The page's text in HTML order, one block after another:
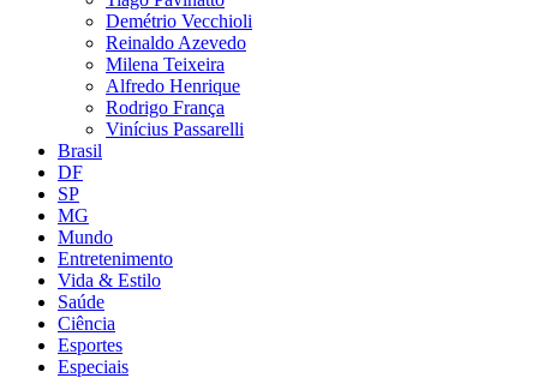
Demétrio Vecchioli
Reinaldo Azevedo
Milena Teixeira
Alfredo Henrique
Rodrigo França
Vinícius Passarelli
Brasil
DF
SP
MG
Mundo
Entretenimento
Vida & Estilo
Saúde
Ciência
Esportes
Especiais